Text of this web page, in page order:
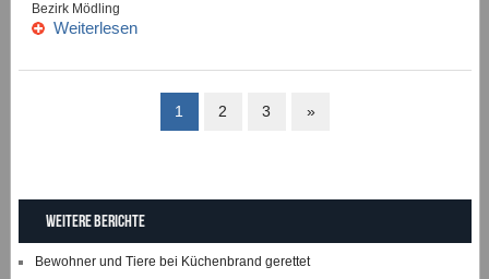
Bezirk Mödling
Weiterlesen
1 2 3 »
Weitere Berichte
Bewohner und Tiere bei Küchenbrand gerettet